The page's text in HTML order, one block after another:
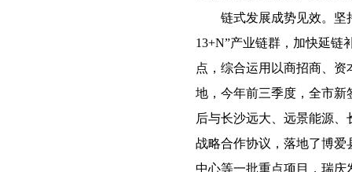
链式发展成势见效。坚持
13+N”产业链群，加快延链
点，综合运用以商招商、
地，今年前三季度，全市新
后与长沙远大、远景能源
战略合作协议，落地了博
中心等一批重点项目，瑞庆